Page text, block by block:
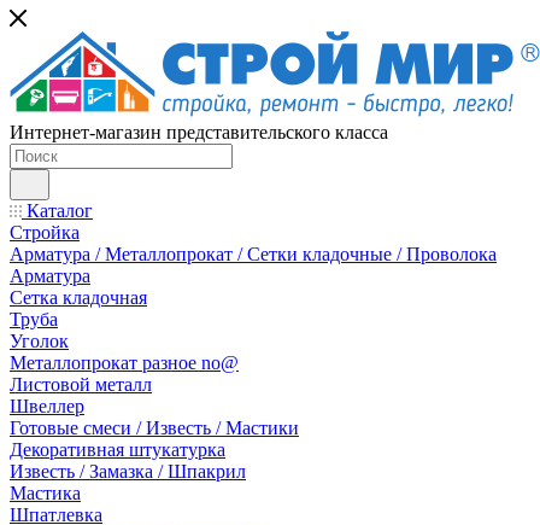
Интернет-магазин представительского класса
Каталог
Стройка
Арматура / Металлопрокат / Сетки кладочные / Проволока
Арматура
Сетка кладочная
Труба
Уголок
Металлопрокат разное no@
Листовой металл
Швеллер
Готовые смеси / Известь / Мастики
Декоративная штукатурка
Известь / Замазка / Шпакрил
Мастика
Шпатлевка